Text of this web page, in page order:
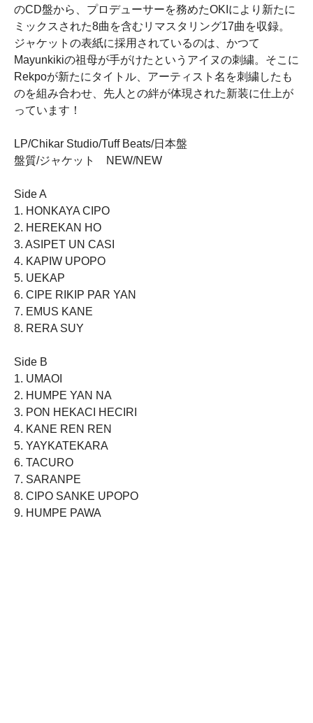
のCD盤から、プロデューサーを務めたOKIにより新たに
ミックスされた8曲を含むリマスタリング17曲を収録。
ジャケットの表紙に採用されているのは、かつて
Mayunkikiの祖母が手がけたというアイヌの刺繍。そこに
Rekpoが新たにタイトル、アーティスト名を刺繍したも
のを組み合わせ、先人との絆が体現された新装に仕上が
っています！
LP/Chikar Studio/Tuff Beats/日本盤
盤質/ジャケット NEW/NEW
Side A
1. HONKAYA CIPO
2. HEREKAN HO
3. ASIPET UN CASI
4. KAPIW UPOPO
5. UEKAP
6. CIPE RIKIP PAR YAN
7. EMUS KANE
8. RERA SUY
Side B
1. UMAOI
2. HUMPE YAN NA
3. PON HEKACI HECIRI
4. KANE REN REN
5. YAYKATEKARA
6. TACURO
7. SARANPE
8. CIPO SANKE UPOPO
9. HUMPE PAWA